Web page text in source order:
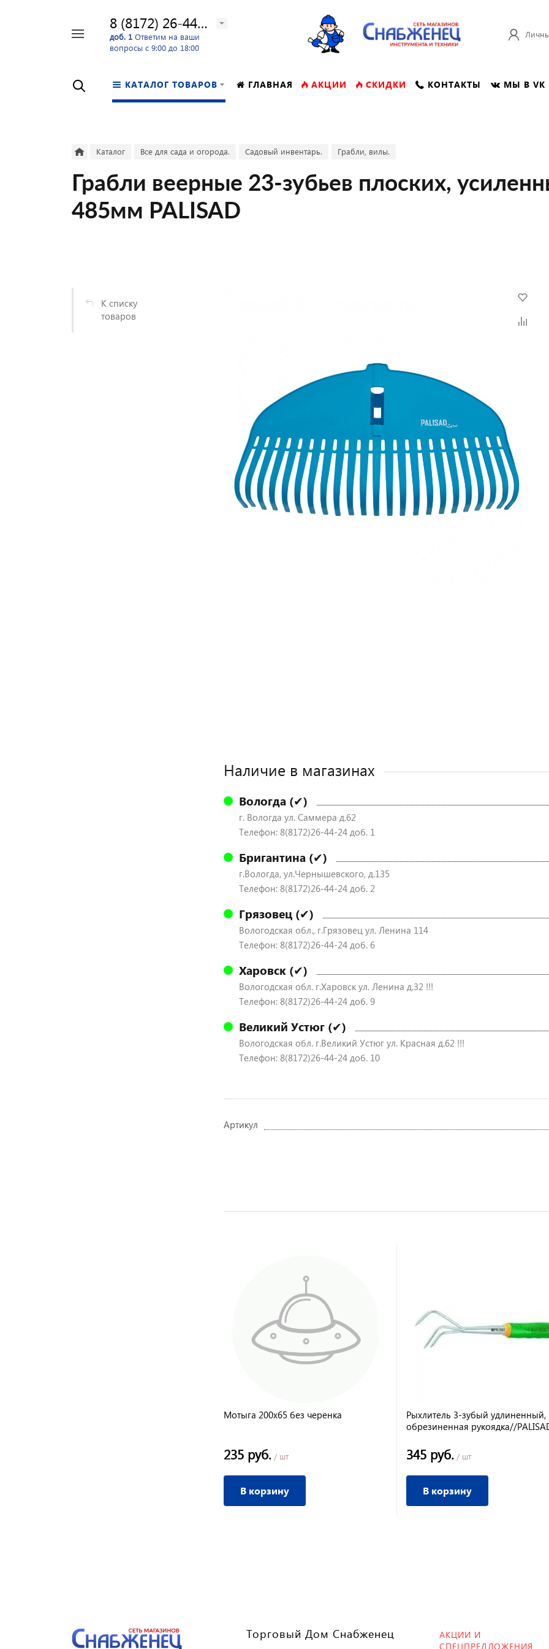
8 (8172) 26-44-24
доб. 1 Ответим на ваши
вопросы с 9:00 до 18:00
КАТАЛОГ ТОВАРОВ ГЛАВНАЯ АКЦИИ СКИДКИ КОНТАКТЫ МЫ В VK
Каталог Все для сада и огорода. Садовый инвентарь. Грабли, вилы.
Грабли веерные 23-зубьев плоских,
485мм PALISAD
К списку
товаров
Наличие в магазинах
Вологда (✔)
г. Вологда ул. Саммера д.62
Телефон: 8(8172)26-44-24 доб. 1
Бригантина (✔)
г.Вологда, ул.Чернышевского, д.135
Телефон: 8(8172)26-44-24 доб. 2
Грязовец (✔)
Вологодская обл., г.Грязовец ул. Ленина 114
Телефон: 8(8172)26-44-24 доб. 6
Харовск (✔)
Вологодская обл. г.Харовск ул. Ленина д.32 !!!
Телефон: 8(8172)26-44-24 доб. 9
Великий Устюг (✔)
Вологодская обл. г.Великий Устюг ул. Красная д.62 !!!
Телефон: 8(8172)26-44-24 доб. 10
Артикул
Мотыга 200х65 без черенка
235 руб. / шт
В корзину
Рыхлитель 3-зубый удлиненный,
обрезиненная рукоядка//
345 руб. / шт
В корзину
Торговый Дом Снабженец
АКЦИИ И
СПЕЦПРЕДЛОЖЕНИЯ